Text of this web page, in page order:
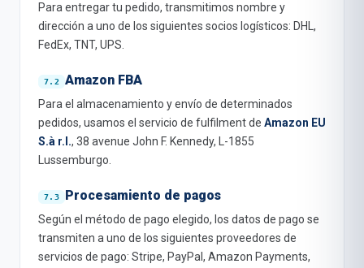
Para entregar tu pedido, transmitimos nombre y
dirección a uno de los siguientes socios logísticos: DHL,
FedEx, TNT, UPS.
Amazon FBA
Para el almacenamiento y envío de determinados
pedidos, usamos el servicio de fulfilment de Amazon EU
S.à r.l., 38 avenue John F. Kennedy, L-1855
Lussemburgo.
Procesamiento de pagos
Según el método de pago elegido, los datos de pago se
transmiten a uno de los siguientes proveedores de
servicios de pago: Stripe, PayPal, Amazon Payments,